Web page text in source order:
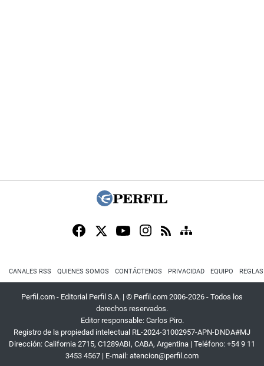
CANALES RSS QUIENES SOMOS CONTÁCTENOS PRIVACIDAD EQUIPO
Perfil.com - Editorial Perfil S.A. | © Perfil.com 2006-2026 - Todos los
derechos reservados.
Editor responsable: Carlos Piro.
Registro de la propiedad intelectual RL-2024-31002957-APN-DNDA#MJ
Dirección: California 2715, C1289ABI, CABA, Argentina | Teléfono: +54 9 11
3453 4567 | E-mail: atencion@perfil.com